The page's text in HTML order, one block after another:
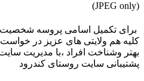
(JPEG only)
برای تکمیل اسامی پروسه شخصیت
کلیه هم ولایتی های عزیز در
بهتر وشناخت افراد ،با مدیریت
پشتیبانی سایت روستای کندرود